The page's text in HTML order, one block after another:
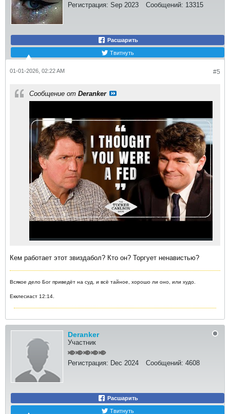
Регистрация: Sep 2023 Сообщений: 13315
Расшарить
Твитнуть
#5
01-01-2026, 02:22 AM
Сообщение от Deranker
Кем работает этот звиздабол? Кто он? Торгует ненавистью?
Всякое дело Бог приведёт на суд, и всё тайное, хорошо ли оно, или худо.
Екклесиаст 12:14.
Deranker
Участник
Регистрация: Dec 2024 Сообщений: 4608
Расшарить
Твитнуть